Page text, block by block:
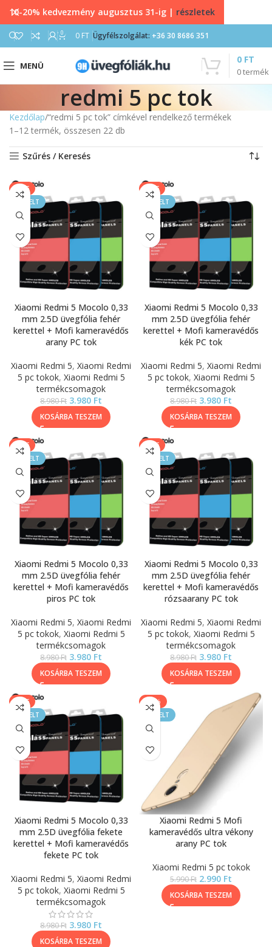
0 0 FT Ügyfélszolgálat: +36 30 8686 351
MENÜ
0termék
0 FT
redmi 5 pc tok
Kezdőlap “redmi 5 pc tok” címkével rendelkező termékek
1–12 termék, összesen 22 db
Szűrés / Keresés
SALE
KIEMELT
Xiaomi Redmi 5 Mocolo 0,33
mm 2.5D üvegfólia fehér
kerettel + Mofi kameravédős
arany PC tok
Xiaomi Redmi 5, Xiaomi Redmi
5 pc tokok, Xiaomi Redmi 5
termékcsomagok
8.980Ft 3.980 Ft
KOSÁRBA TESZEM
SALE
KIEMELT
Xiaomi Redmi 5 Mocolo 0,33
mm 2.5D üvegfólia fehér
kerettel + Mofi kameravédős
kék PC tok
Xiaomi Redmi 5, Xiaomi Redmi
5 pc tokok, Xiaomi Redmi 5
termékcsomagok
8.980Ft 3.980 Ft
KOSÁRBA TESZEM
SALE
KIEMELT
Xiaomi Redmi 5 Mocolo 0,33
mm 2.5D üvegfólia fehér
kerettel + Mofi kameravédős
piros PC tok
Xiaomi Redmi 5, Xiaomi Redmi
5 pc tokok, Xiaomi Redmi 5
termékcsomagok
8.980Ft 3.980 Ft
KOSÁRBA TESZEM
SALE
KIEMELT
Xiaomi Redmi 5 Mocolo 0,33
mm 2.5D üvegfólia fehér
kerettel + Mofi kameravédős
rózsaarany PC tok
Xiaomi Redmi 5, Xiaomi Redmi
5 pc tokok, Xiaomi Redmi 5
termékcsomagok
8.980Ft 3.980 Ft
KOSÁRBA TESZEM
SALE
KIEMELT
Xiaomi Redmi 5 Mocolo 0,33
mm 2.5D üvegfólia fekete
kerettel + Mofi kameravédős
fekete PC tok
Xiaomi Redmi 5, Xiaomi Redmi
5 pc tokok, Xiaomi Redmi 5
termékcsomagok
8.980Ft 3.980 Ft
KOSÁRBA TESZEM
-50%
KIEMELT
Xiaomi Redmi 5 Mofi
kameravédős ultra vékony
arany PC tok
Xiaomi Redmi 5 pc tokok
5.990Ft 2.990 Ft
KOSÁRBA TESZEM
10-20% kedvezmény augusztus 31-ig | részletek